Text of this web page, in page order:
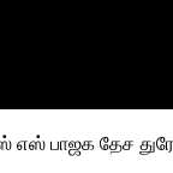
எஸ் பாஜக தேச